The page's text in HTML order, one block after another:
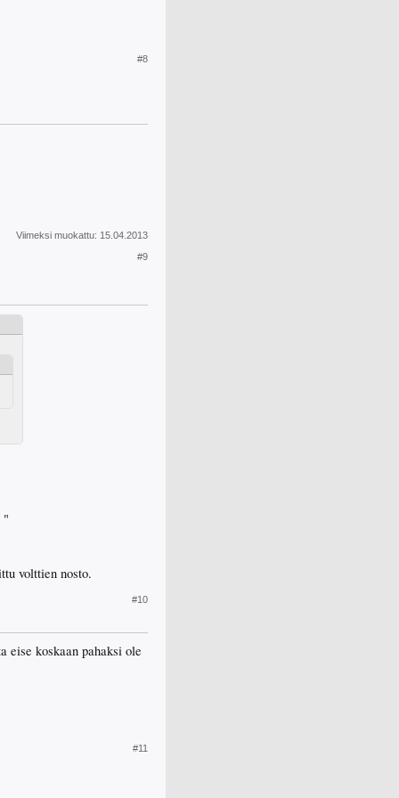
#8
Viimeksi muokattu: 15.04.2013
#9
"
volttien nosto.
#10
eise koskaan pahaksi ole
#11